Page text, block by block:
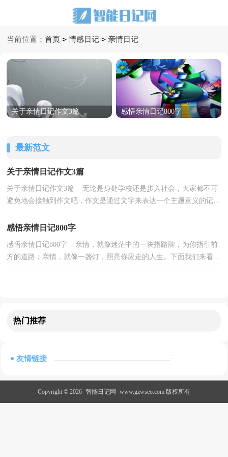
当前位置：首页 > 情感日记 > 亲情日记
关于亲情日记作文3篇 感悟亲情日记800字
最新范文
关于亲情日记作文3篇
关于亲情日记作文3篇 无论是身处学校还是步入社会，大家都不可
避免地会接触到作文吧，作文是通过文字来表达一个主题意义的记叙
感悟亲情日记800字
感悟亲情日记800字 亲情，就像迷茫中的一块指路牌，为你指引前
方的道路；亲情，就像一盏灯，照亮你应走的人生。下面我们来看看
热门推荐
友情链接 :
Copyright © 2026 智能日记网 www.gzwseo.com 版权所有